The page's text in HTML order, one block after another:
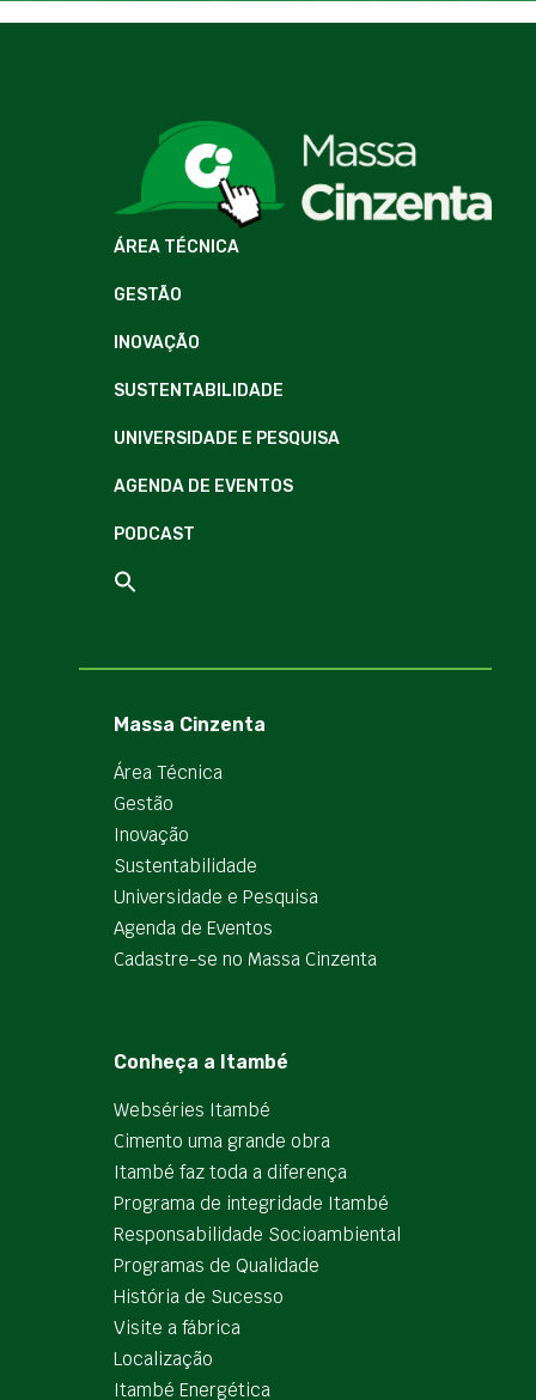
ÁREA TÉCNICA
GESTÃO
INOVAÇÃO
SUSTENTABILIDADE
UNIVERSIDADE E PESQUISA
AGENDA DE EVENTOS
PODCAST
Massa Cinzenta
Área Técnica
Gestão
Inovação
Sustentabilidade
Universidade e Pesquisa
Agenda de Eventos
Cadastre-se no Massa Cinzenta
Conheça a Itambé
Webséries Itambé
Cimento uma grande obra
Itambé faz toda a diferença
Programa de integridade Itambé
Responsabilidade Socioambiental
Programas de Qualidade
História de Sucesso
Visite a fábrica
Localização
Itambé Energética